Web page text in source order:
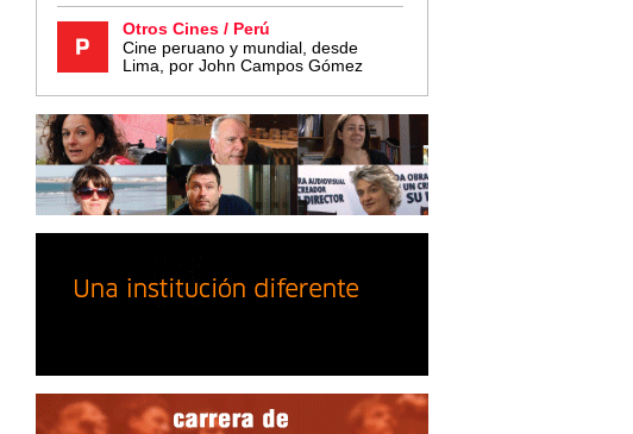
Otros Cines / Perú
Cine peruano y mundial, desde
Lima, por John Campos Gómez